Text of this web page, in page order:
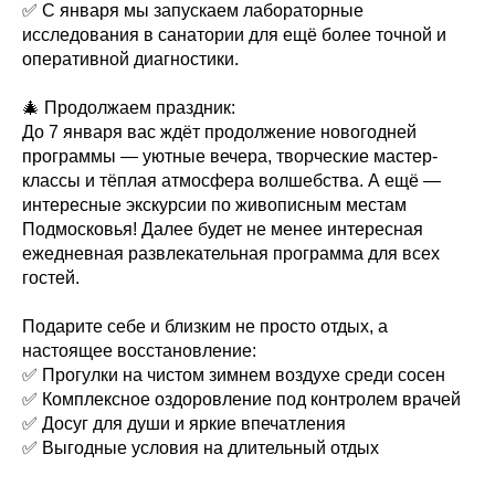
✅ С января мы запускаем лабораторные
исследования в санатории для ещё более точной и
оперативной диагностики.
🎄 Продолжаем праздник:
До 7 января вас ждёт продолжение новогодней
программы — уютные вечера, творческие мастер-
классы и тёплая атмосфера волшебства. А ещё —
интересные экскурсии по живописным местам
Подмосковья! Далее будет не менее интересная
ежедневная развлекательная программа для всех
гостей.
Подарите себе и близким не просто отдых, а
настоящее восстановление:
✅ Прогулки на чистом зимнем воздухе среди сосен
✅ Комплексное оздоровление под контролем врачей
✅ Досуг для души и яркие впечатления
✅ Выгодные условия на длительный отдых